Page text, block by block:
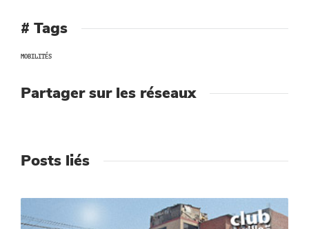
Posts liés
# Tags
MOBILITÉS
Partager sur les réseaux